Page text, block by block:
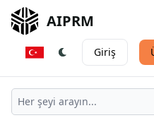
AIPRM
Giriş